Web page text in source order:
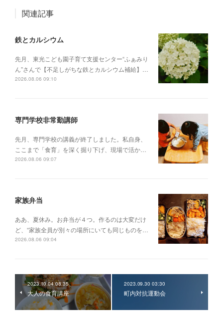
関連記事
鉄とカルシウム
先月、東光こども園子育て支援センター“ふぁみり
ん”さんで【不足しがちな鉄とカルシウム補給】…
2026.08.06 09:10
専門学校非常勤講師
先月、専門学校の講義が終了しました。私自身、
ここまで「食育」を深く掘り下げ、現場で活か…
2026.08.06 09:07
家族弁当
ああ、夏休み。お弁当が４つ。作るのは大変だけ
ど、“家族全員が別々の場所にいても同じものを…
2026.08.06 09:04
2023.10.04 08:35
大人の食育講座
2023.09.30 03:30
町内対抗運動会